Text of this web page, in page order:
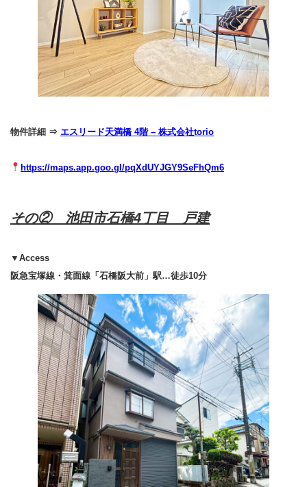
物件詳細 ⇒ エスリード天満橋 4階 – 株式会社torio
https://maps.app.goo.gl/pqXdUYJGY9SeFhQm6
その② 池田市石橋4丁目 戸建
▼Access
阪急宝塚線・箕面線「石橋阪大前」駅…徒歩10分